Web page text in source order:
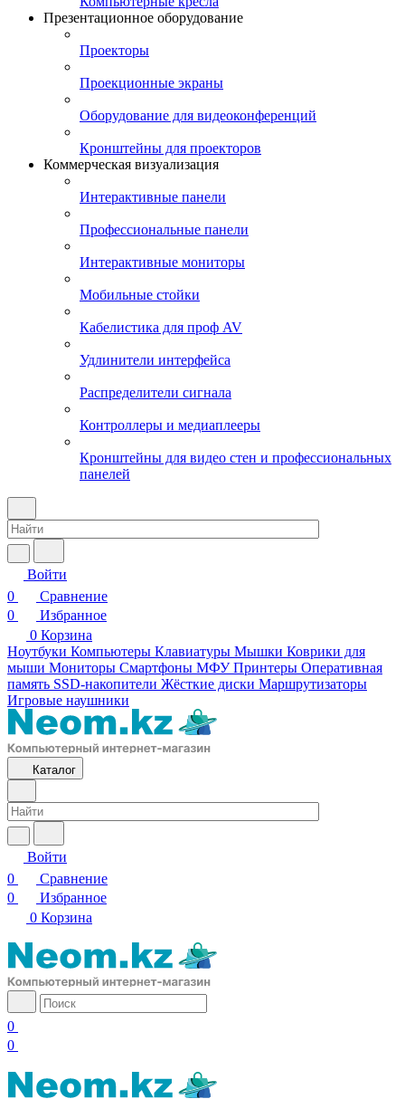
Презентационное оборудование
Проекторы
Проекционные экраны
Оборудование для видеоконференций
Кронштейны для проекторов
Коммерческая визуализация
Интерактивные панели
Профессиональные панели
Интерактивные мониторы
Мобильные стойки
Кабелистика для проф AV
Удлинители интерфейса
Распределители сигнала
Контроллеры и медиаплееры
Кронштейны для видео стен и профессиональных
панелей
Войти
0
Сравнение
0
Избранное
0 Корзина
Ноутбуки Компьютеры Клавиатуры Мышки Коврики для
мыши Мониторы Смартфоны МФУ Принтеры Оперативная
память SSD-накопители Жёсткие диски Маршрутизаторы
Игровые наушники
Каталог
Войти
0
Сравнение
0
Избранное
0 Корзина
0
0